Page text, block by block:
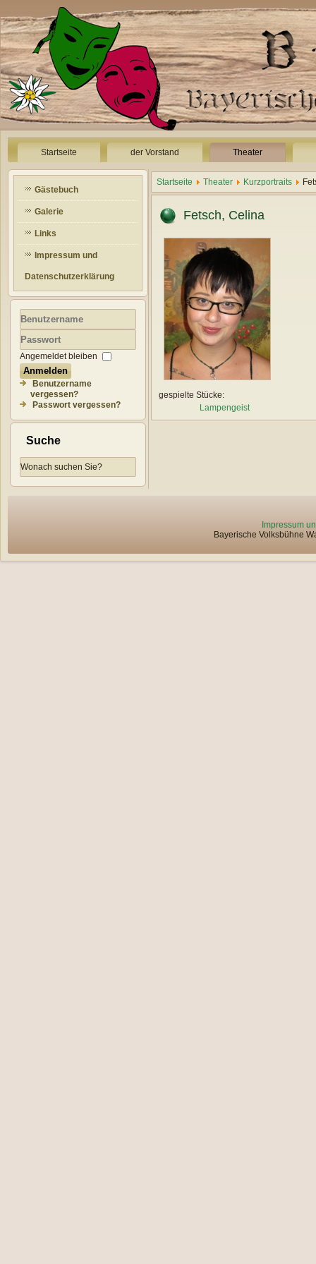
Startseite der Vorstand Theater
Gästebuch
Galerie
Links
Impressum und
Datenschutzerklärung
Benutzername
Passwort
Angemeldet bleiben
Anmelden
Benutzername
vergessen?
Passwort vergessen?
Suche
Startseite Theater Kurzportraits
Fetsch, Celina
gespielte Stücke:
Lampengeist
Impressum
Bayerische Volksbühne